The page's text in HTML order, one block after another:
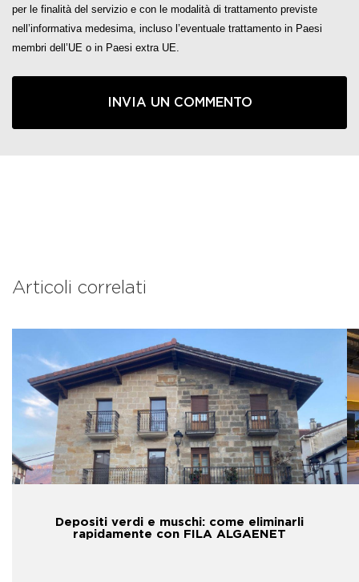
per le finalità del servizio e con le modalità di trattamento previste
nell’informativa medesima, incluso l’eventuale trattamento in Paesi
membri dell’UE o in Paesi extra UE.
Articoli correlati
Depositi verdi e muschi: come eliminarli
rapidamente con FILA ALGAENET